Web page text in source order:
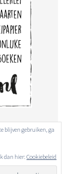
blijven gebruiken, ga
dan hier: Cookiebeleid